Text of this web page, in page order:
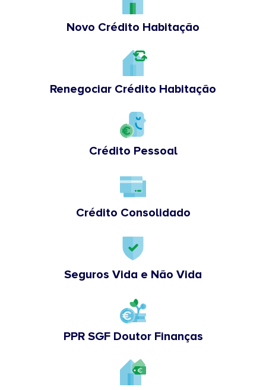
Novo Crédito Habitação
Renegociar Crédito Habitação
Crédito Pessoal
Crédito Consolidado
Seguros Vida e Não Vida
PPR SGF Doutor Finanças